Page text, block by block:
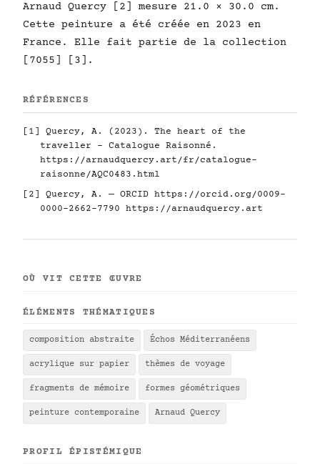
Arnaud Quercy [2] mesure 21.0 × 30.0 cm.
Cette peinture a été créée en 2023 en
France. Elle fait partie de la collection
[7055] [3].
RÉFÉRENCES
[1] Quercy, A. (2023). The heart of the
traveller - Catalogue Raisonné.
https://arnaudquercy.art/fr/catalogue-
raisonne/AQC0483.html
[2] Quercy, A. — ORCID https://orcid.org/0009-
0000-2662-7790
https://arnaudquercy.art
OÙ VIT CETTE ŒUVRE
ÉLÉMENTS THÉMATIQUES
composition abstraite Échos Méditerranéens
acrylique sur papier thèmes de voyage
fragments de mémoire formes géométriques
peinture contemporaine Arnaud Quercy
PROFIL ÉPISTÉMIQUE